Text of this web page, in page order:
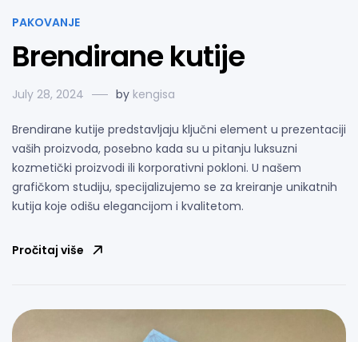
PAKOVANJE
Brendirane kutije
July 28, 2024 by kengisa
Brendirane kutije predstavljaju ključni element u prezentaciji
vaših proizvoda, posebno kada su u pitanju luksuzni
kozmetički proizvodi ili korporativni pokloni. U našem
grafičkom studiju, specijalizujemo se za kreiranje unikatnih
kutija koje odišu elegancijom i kvalitetom.
Pročitaj više